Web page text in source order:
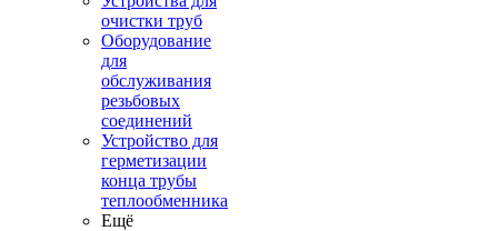
очистки труб
Оборудование
для
обслуживания
резьбовых
соединений
Устройство для
герметизации
конца трубы
теплообменника
Ещё